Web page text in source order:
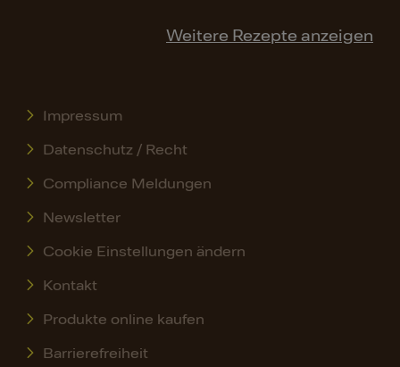
Weitere Rezepte anzeigen
Impressum
Datenschutz / Recht
Compliance Meldungen
Newsletter
Cookie Einstellungen ändern
Kontakt
Produkte online kaufen
Barrierefreiheit